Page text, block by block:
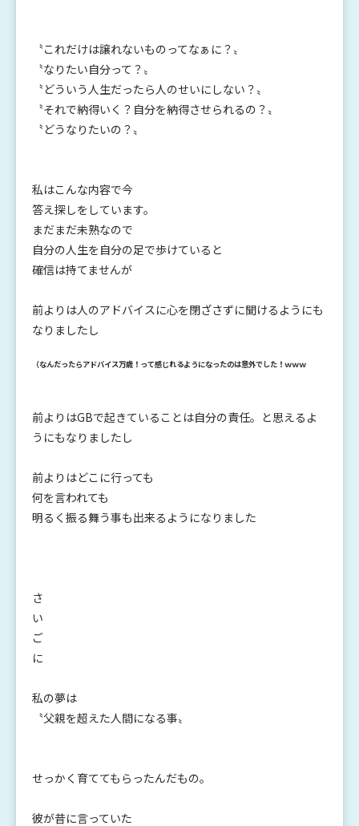
〝これだけは譲れないものってなぁに？〟
〝なりたい自分って？〟
〝どういう人生だったら人のせいにしない？〟
〝それで納得いく？自分を納得させられるの？〟
〝どうなりたいの？〟
私はこんな内容で今
答え探しをしています。
まだまだ未熟なので
自分の人生を自分の足で歩けていると
確信は持てませんが
前よりは人のアドバイスに心を閉ざさずに聞けるようにも
なりましたし
（なんだったらアドバイス万歳！って感じれるようになったのは意外でした！ｗｗｗ
前よりはGBで起きていることは自分の責任。と思えるよ
うにもなりましたし
前よりはどこに行っても
何を言われても
明るく振る舞う事も出来るようになりました
さ
い
ご
に
私の夢は
〝父親を超えた人間になる事〟
せっかく育ててもらったんだもの。
彼が昔に言っていた